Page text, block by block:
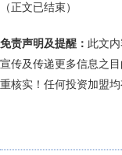
（正文已结束）
免责声明及提醒： 此文
宣传及传递更多信息之
重核实！任何投资加盟